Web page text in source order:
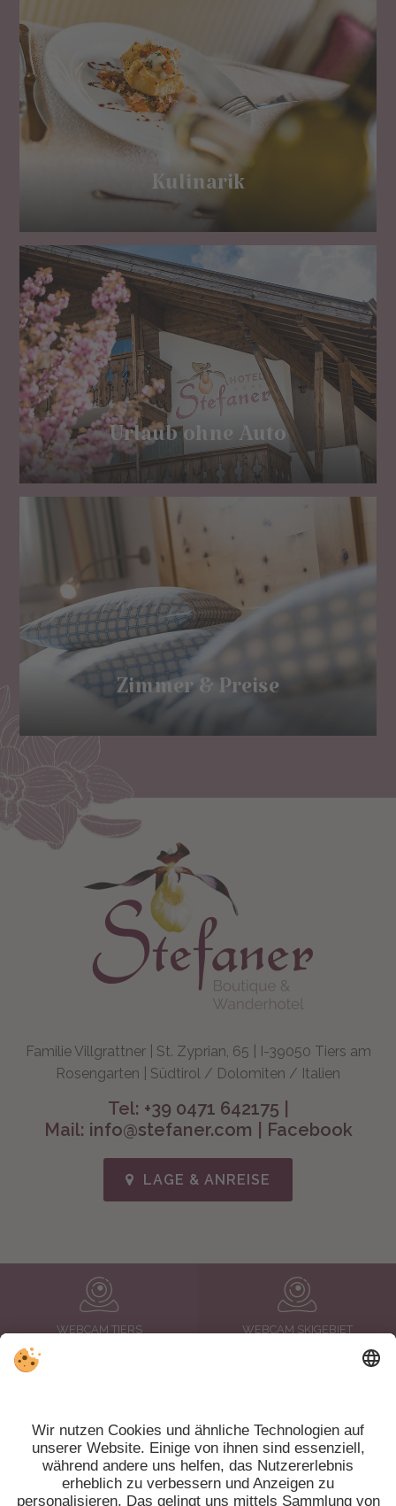
Kulinarik
Urlaub ohne Auto
Zimmer & Preise
Familie Villgrattner | St. Zyprian, 65 | I-39050 Tiers am
Rosengarten | Südtirol / Dolomiten / Italien
Tel: +39 0471 642175
Mail: info@stefaner.com Facebook
LAGE & ANREISE
WEBCAM TIERS WEBCAM SKIGEBIET